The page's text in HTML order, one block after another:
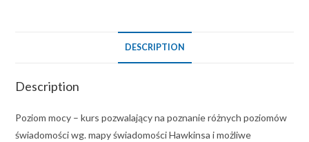
DESCRIPTION
Description
Poziom mocy – kurs pozwalający na poznanie różnych poziomów
świadomości wg. mapy świadomości Hawkinsa i możliwe